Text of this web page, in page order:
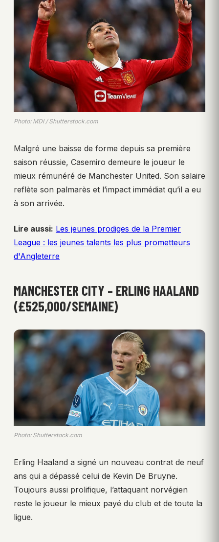
Photo: MDI / Shutterstock.com
Malgré une baisse de forme depuis sa première
saison réussie, Casemiro demeure le joueur le
mieux rémunéré de Manchester United. Son salaire
reflète son palmarès et l’impact immédiat qu’il a eu
à son arrivée.
Lire aussi: Les jeunes prodiges de la Premier
League : les jeunes talents les plus prometteurs
d'Angleterre
MANCHESTER CITY – ERLING HAALAND
(£525,000/SEMAINE)
Photo: Shutterstock.com
Erling Haaland a signé un nouveau contrat de neuf
ans qui a dépassé celui de Kevin De Bruyne.
Toujours aussi prolifique, l’attaquant norvégien
reste le joueur le mieux payé du club et de toute la
ligue.